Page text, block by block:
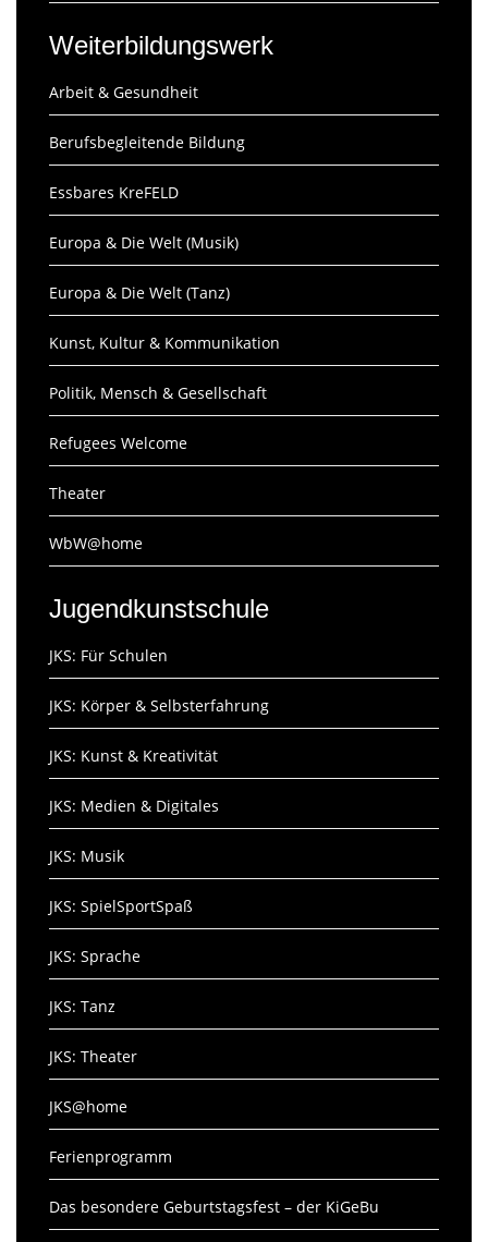
Weiterbildungswerk
Arbeit & Gesundheit
Berufsbegleitende Bildung
Essbares KreFELD
Europa & Die Welt (Musik)
Europa & Die Welt (Tanz)
Kunst, Kultur & Kommunikation
Politik, Mensch & Gesellschaft
Refugees Welcome
Theater
WbW@home
Jugendkunstschule
JKS: Für Schulen
JKS: Körper & Selbsterfahrung
JKS: Kunst & Kreativität
JKS: Medien & Digitales
JKS: Musik
JKS: SpielSportSpaß
JKS: Sprache
JKS: Tanz
JKS: Theater
JKS@home
Ferienprogramm
Das besondere Geburtstagsfest – der KiGeBu